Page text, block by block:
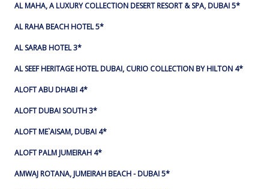
AL MAHA, A LUXURY COLLECTION DESERT RESORT & SPA, DUBAI 5*
AL RAHA BEACH HOTEL 5*
AL SARAB HOTEL 3*
AL SEEF HERITAGE HOTEL DUBAI, CURIO COLLECTION BY HILTON 4*
ALOFT ABU DHABI 4*
ALOFT DUBAI SOUTH 3*
ALOFT ME`AISAM, DUBAI 4*
ALOFT PALM JUMEIRAH 4*
AMWAJ ROTANA, JUMEIRAH BEACH - DUBAI 5*